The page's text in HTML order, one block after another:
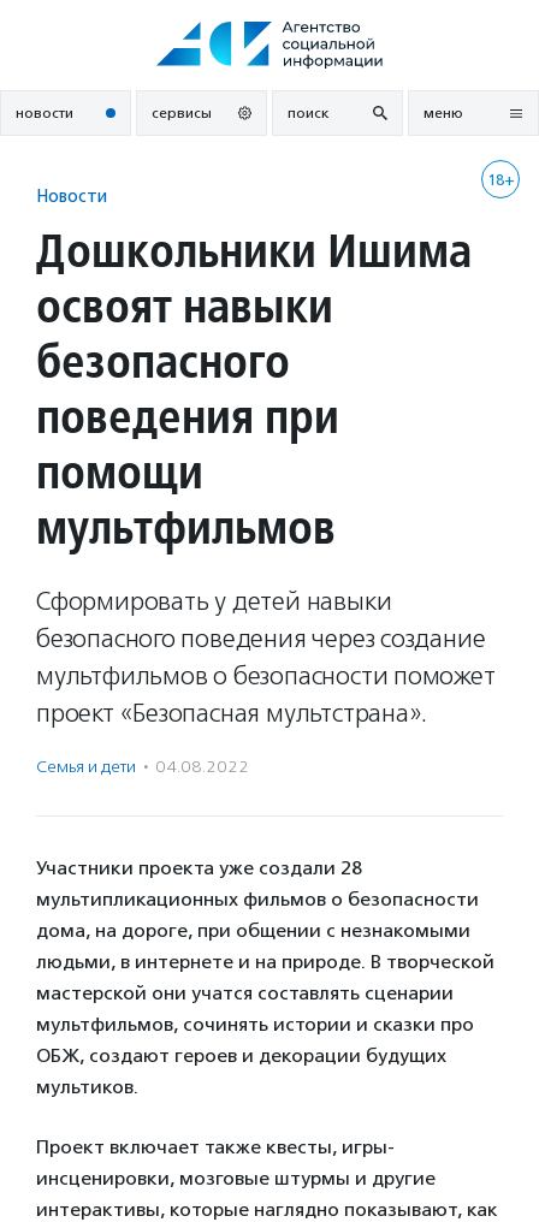
новости сервисы поиск меню
18+
Новости
Дошкольники Ишима
освоят навыки
безопасного
поведения при
помощи
мультфильмов
Сформировать у детей навыки
безопасного поведения через создание
мультфильмов о безопасности поможет
проект «Безопасная мультстрана».
Семья и дети · 04.08.2022
Участники проекта уже создали 28
мультипликационных фильмов о безопасности
дома, на дороге, при общении с незнакомыми
людьми, в интернете и на природе. В творческой
мастерской они учатся составлять сценарии
мультфильмов, сочинять истории и сказки про
ОБЖ, создают героев и декорации будущих
мультиков.
Проект включает также квесты, игры-
инсценировки, мозговые штурмы и другие
интерактивы, которые наглядно показывают, как